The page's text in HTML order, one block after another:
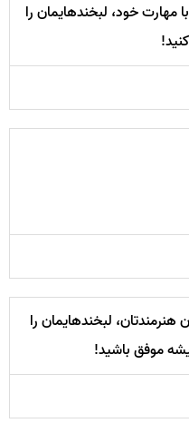
مهارت خود، لبخندهایمان را
لبخندهایمان را
موفق باشید!